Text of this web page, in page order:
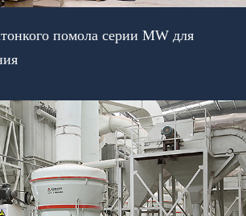
помола серии MW для